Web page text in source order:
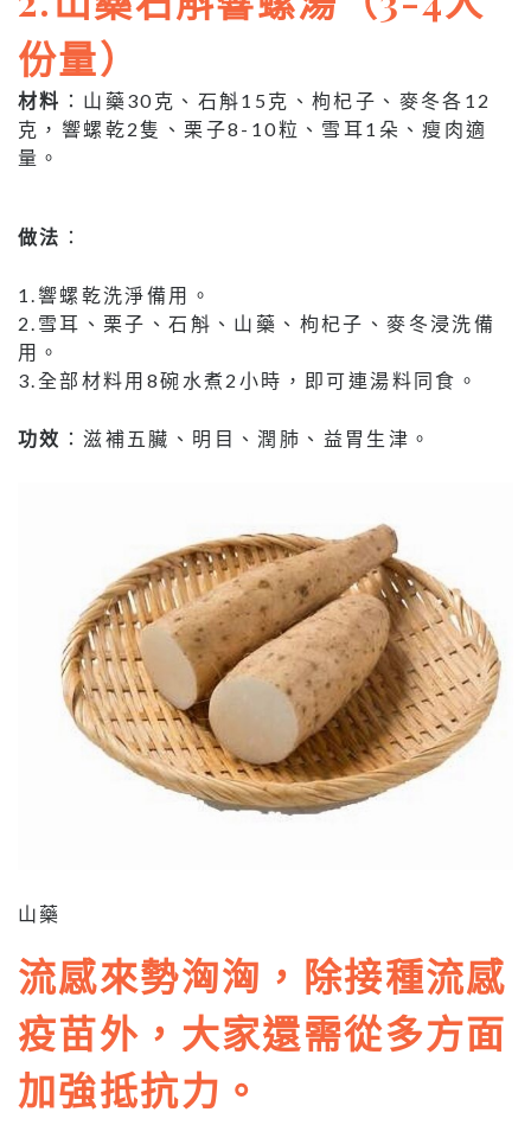
份量）
材料 ：山藥30克、石斛15克、枸杞子、麥冬各12
克，響螺乾2隻、栗子8-10粒、雪耳1朵、瘦肉適
量。
做法 ：
1.響螺乾洗淨備用。
2.雪耳、栗子、石斛、山藥、枸杞子、麥冬浸洗備
用。
3.全部材料用8碗水煮2小時，即可連湯料同食。
功效 ：滋補五臟、明目、潤肺、益胃生津。
山藥
流感來勢洶洶，除接種流感
疫苗外，大家還需從多方面
加強抵抗力。